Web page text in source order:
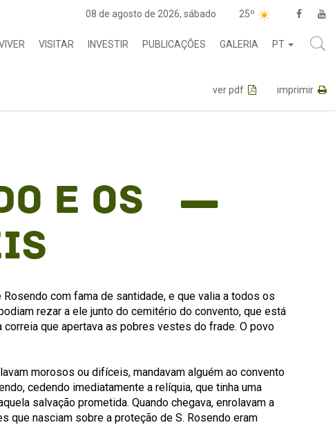
08 de agosto de 2026, sábado 25º
VISITAR INVESTIR PUBLICAÇÕES GALERIA PT
ver pdf imprimir
e os
com fama de santidade, e que valia a todos os
rezar a ele junto do cemitério do convento, que está
que apertava as pobres vestes do frade. O povo
morosos ou difíceis, mandavam alguém ao convento
cedendo imediatamente a relíquia, que tinha uma
salvação prometida. Quando chegava, enrolavam a
que nasciam sobre a proteção de S. Rosendo eram